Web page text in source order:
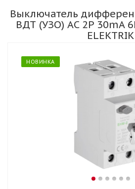
Выключатель
ВДТ (УЗО) AC 2P 30mA
ELEKTRIK
НОВИНКА